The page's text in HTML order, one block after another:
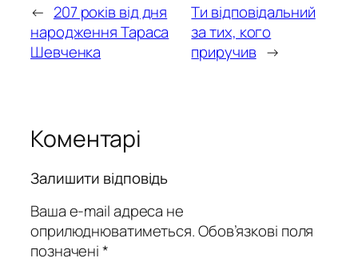
← 207 років від дня
народження Тараса
Шевченка
Ти відповідальний
за тих, кого
приручив →
Коментарі
Залишити відповідь
Ваша e-mail адреса не
оприлюднюватиметься.Обов’язкові поля
позначені*